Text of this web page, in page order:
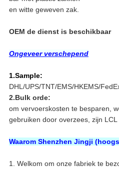
en witte geweven zak.
OEM de dienst is beschikbaar
Ongeveer verschepend
1.Sample:
DHL/UPS/TNT/EMS/HKEMS/
2.Bulk orde:
om vervoerskosten te besparen,
gebruiken door overzees, zijn
Waarom Shenzhen Jingji
1. Welkom om onze fabriek te